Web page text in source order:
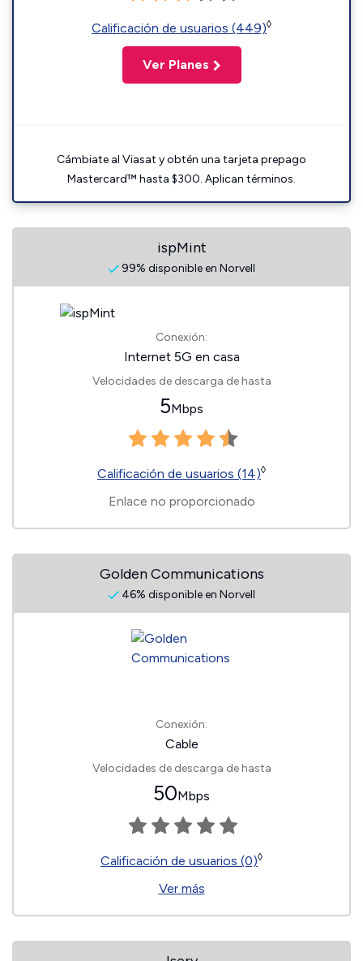
Calificación de usuarios (449)◊
Ver Planes
Cámbiate al Viasat y obtén una tarjeta prepago
Mastercard™ hasta $300. Aplican términos.
ispMint
99% disponible en Norvell
Conexión:
Internet 5G en casa
Velocidades de descarga de hasta
5Mbps
Calificación de usuarios (14)◊
Enlace no proporcionado
Golden Communications
46% disponible en Norvell
Conexión:
Cable
Velocidades de descarga de hasta
50Mbps
Calificación de usuarios (0)◊
Ver más